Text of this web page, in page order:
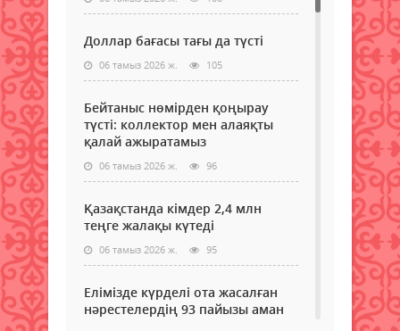
Доллар бағасы тағы да түсті
06 тамыз 2026 ж. 105
Бейтаныс нөмірден қоңырау
түсті: коллектор мен алаяқты
қалай ажыратамыз
06 тамыз 2026 ж. 96
Қазақстанда кімдер 2,4 млн
теңге жалақы күтеді
06 тамыз 2026 ж. 95
Елімізде күрделі ота жасалған
нәрестелердің 93 пайызы аман